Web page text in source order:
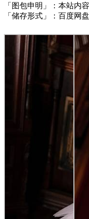
「图包申明」：本站内
「储存形式」：百度网